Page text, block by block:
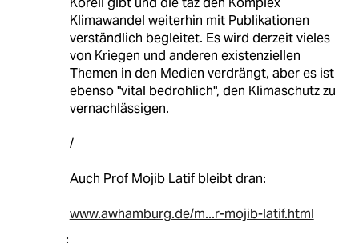
Klimawandel weiterhin mit Publikationen
verständlich begleitet. Es wird derzeit vieles
von Kriegen und anderen existenziellen
Themen in den Medien verdrängt, aber es ist
ebenso "vital bedrohlich", den Klimaschutz zu
vernachlässigen.
/
Auch Prof Mojib Latif bleibt dran:
www.awhamburg.de/m...r-mojib-latif.html